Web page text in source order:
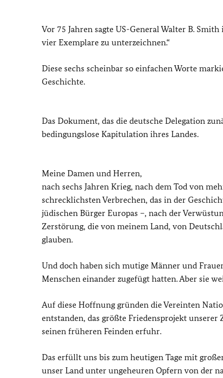
Vor 75 Jahren sagte US-General Walter B.
vier Exemplare zu unterzeichnen.“
Diese sechs scheinbar so einfachen Worte
Geschichte.
Das Dokument, das die deutsche Delegation
bedingungslose Kapitulation ihres Landes.
Meine Damen und Herren,
nach sechs Jahren Krieg, nach dem Tod von
schrecklichsten Verbrechen, das in der
jüdischen Bürger Europas –, nach der
Zerstörung, die von meinem Land, von
glauben.
Und doch haben sich mutige Männer und
Menschen einander zugefügt hatten. Aber sie
Auf diese Hoffnung gründen die Vereinten
entstanden, das größte Friedensprojekt
seinen früheren Feinden erfuhr.
Das erfüllt uns bis zum heutigen Tage mit
unser Land unter ungeheuren Opfern von der